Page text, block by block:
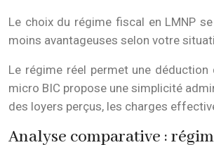
Le choix du régime fiscal en LMNP
moins avantageuses selon votre
Le régime réel permet une
micro BIC propose une simplicité
des loyers perçus, les charges
Analyse comparative :